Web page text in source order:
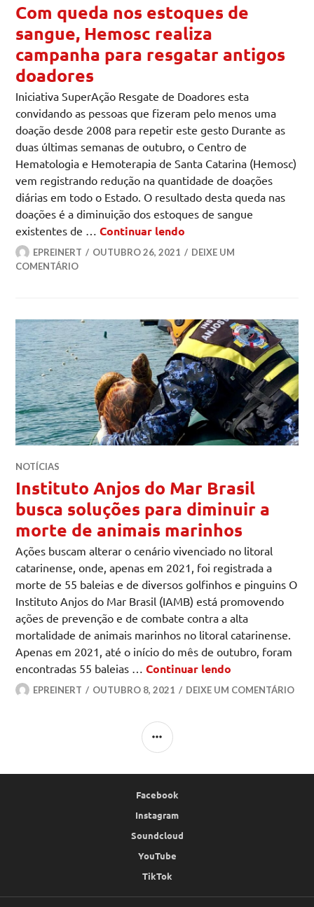
Com queda nos estoques de
sangue, Hemosc realiza
campanha para resgatar antigos
doadores
Iniciativa SuperAção Resgate de Doadores esta
convidando as pessoas que fizeram pelo menos uma
doação desde 2008 para repetir este gesto Durante as
duas últimas semanas de outubro, o Centro de
Hematologia e Hemoterapia de Santa Catarina (Hemosc)
vem registrando redução na quantidade de doações
diárias em todo o Estado. O resultado desta queda nas
doações é a diminuição dos estoques de sangue
existentes de …Continuar lendo
EPREINERT OUTUBRO 26, 2021
DEIXE UM
COMENTÁRIO
NOTÍCIAS
Instituto Anjos do Mar Brasil
busca soluções para diminuir a
morte de animais marinhos
Ações buscam alterar o cenário vivenciado no litoral
catarinense, onde, apenas em 2021, foi registrada a
morte de 55 baleias e de diversos golfinhos e pinguins O
Instituto Anjos do Mar Brasil (IAMB) está promovendo
ações de prevenção e de combate contra a alta
mortalidade de animais marinhos no litoral catarinense.
Apenas em 2021, até o início do mês de outubro, foram
encontradas 55 baleias …Continuar lendo
EPREINERT OUTUBRO 8, 2021 DEIXE UM COMENTÁRIO
LATERAL
Facebook
Instagram
Soundcloud
YouTube
TikTok